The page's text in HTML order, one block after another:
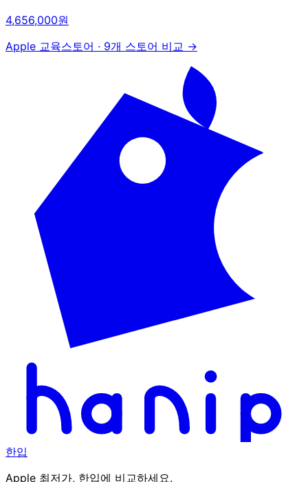
4,656,000원
Apple 교육스토어 · 9개 스토어 비교 →
한입
Apple 최저가, 한입에 비교하세요.